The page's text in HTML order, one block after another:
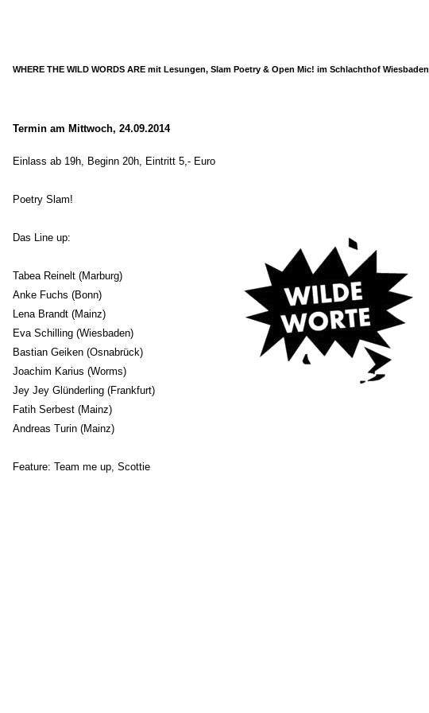
WHERE THE WILD WORDS ARE mit Lesungen, Slam Poetry & Open Mic! im Schlachthof Wiesbaden
Termin am Mittwoch, 24.09.2014
Einlass ab 19h, Beginn 20h, Eintritt 5,- Euro
Poetry Slam!
Das Line up:
Tabea Reinelt (Marburg)
Anke Fuchs (Bonn)
Lena Brandt (Mainz)
Eva Schilling (Wiesbaden)
Bastian Geiken (Osnabrück)
Joachim Karius (Worms)
Jey Jey Glünderling (Frankfurt)
Fatih Serbest (Mainz)
Andreas Turin (Mainz)
Feature: Team me up, Scottie